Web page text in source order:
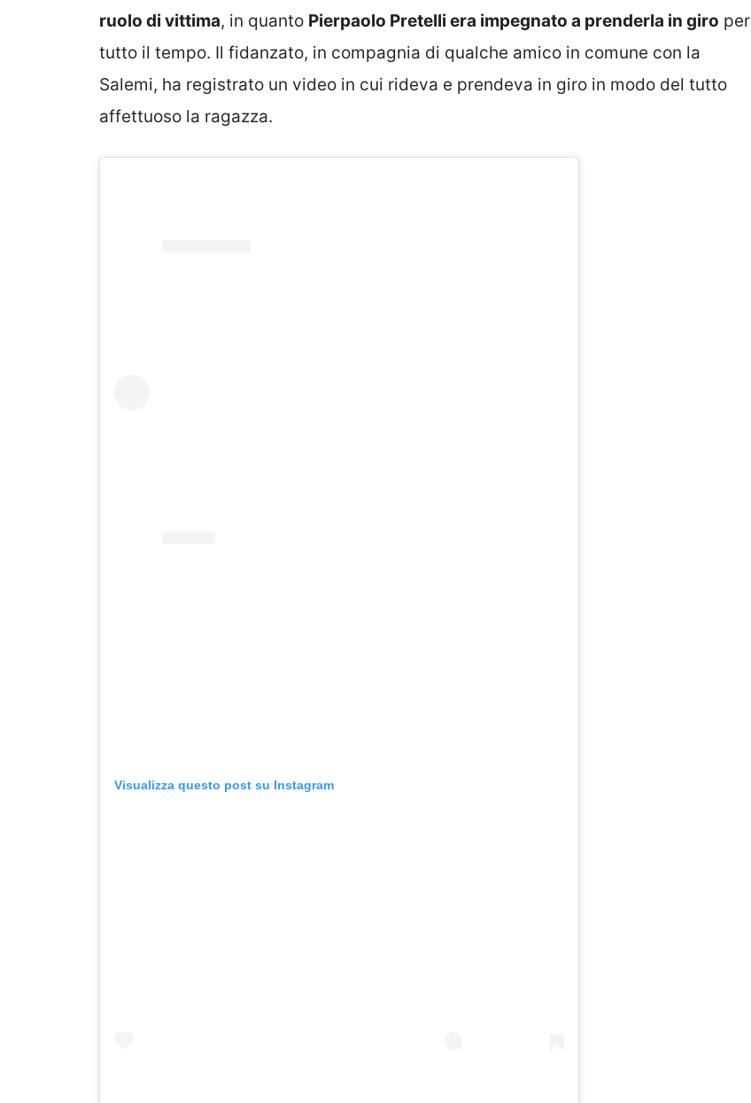
ruolo di vittima, in quanto Pierpaolo Pretelli era impegnato a prenderla in giro per
tutto il tempo. Il fidanzato, in compagnia di qualche amico in comune con la
Salemi, ha registrato un video in cui rideva e prendeva in giro in modo del tutto
affettuoso la ragazza.
Visualizza questo post su Instagram